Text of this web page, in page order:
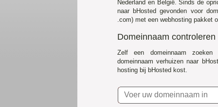
Nederland en België. Sinds de
naar bHosted gevonden voor
.com) met een webhosting pakket
Domeinnaam controleren
Zelf een domeinnaam
domeinnaam verhuizen naar
hosting bij bHosted kost.